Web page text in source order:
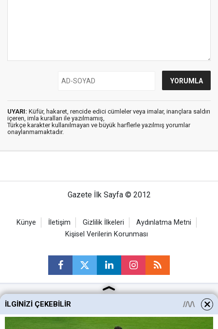
UYARI: Küfür, hakaret, rencide edici cümleler veya imalar, inançlara saldırı
içeren, imla kuralları ile yazılmamış,
Türkçe karakter kullanılmayan ve büyük harflerle yazılmış yorumlar
onaylanmamaktadır.
Gazete İlk Sayfa © 2012
Künye İletişim Gizlilik İlkeleri
Aydınlatma Metni
Kişisel Verilerin Korunması
Ankara Haberleri
Keçiören Haberleri
İLGINIZI ÇEKEBILIR